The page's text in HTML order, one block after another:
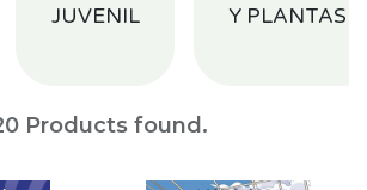
JUVENIL
Y PLANTAS
Products found.